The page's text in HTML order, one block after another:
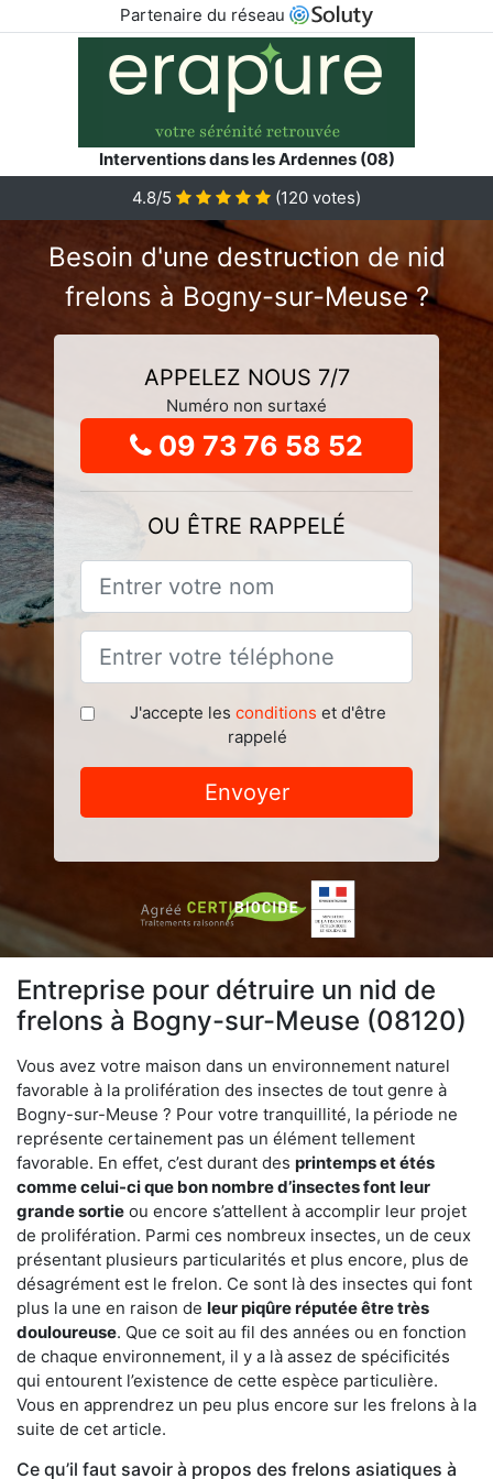
Partenaire du réseau
Interventions dans les Ardennes (08)
4.8/5 (120 votes)
Besoin d'une destruction de nid
frelons à Bogny-sur-Meuse ?
APPELEZ NOUS 7/7
Numéro non surtaxé
09 73 76 58 52
OU ÊTRE RAPPELÉ
J'accepte les conditions et d'être
rappelé
Envoyer
Entreprise pour détruire un nid de
frelons à Bogny-sur-Meuse (08120)
Vous avez votre maison dans un environnement naturel
favorable à la prolifération des insectes de tout genre à
Bogny-sur-Meuse ? Pour votre tranquillité, la période ne
représente certainement pas un élément tellement
favorable. En effet, c’est durant des printemps et étés
comme celui-ci que bon nombre d’insectes font leur
grande sortie ou encore s’attellent à accomplir leur projet
de prolifération. Parmi ces nombreux insectes, un de ceux
présentant plusieurs particularités et plus encore, plus de
désagrément est le frelon. Ce sont là des insectes qui font
plus la une en raison de leur piqûre réputée être très
douloureuse. Que ce soit au fil des années ou en fonction
de chaque environnement, il y a là assez de spécificités
qui entourent l’existence de cette espèce particulière.
Vous en apprendrez un peu plus encore sur les frelons à la
suite de cet article.
Ce qu’il faut savoir à propos des frelons asiatiques à